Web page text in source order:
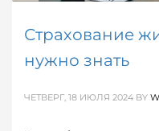
Страхование
нужно знать
ЧЕТВЕРГ, 18 ИЮЛЯ 2024 BY